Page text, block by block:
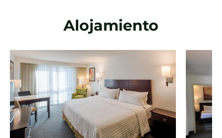
Alojamiento